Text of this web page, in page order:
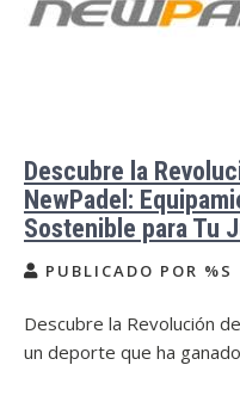
Descubre la
NewPadel:
Sostenible para Tu
PUBLICADO POR %S
Descubre la Revolución
un deporte que ha